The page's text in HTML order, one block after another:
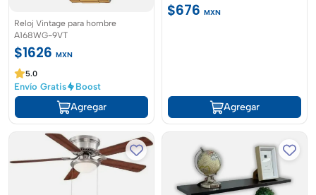
Reloj Vintage para hombre
A168WG-9VT
$1626 MXN
5.0
Envío Gratis Boost
Agregar
$676 MXN
Agregar